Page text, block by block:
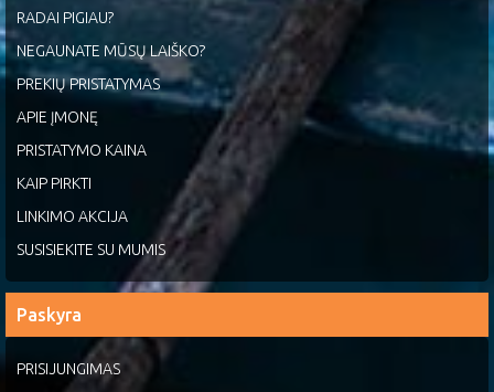
RADAI PIGIAU?
NEGAUNATE MŪSŲ LAIŠKO?
PREKIŲ PRISTATYMAS
APIE ĮMONĘ
PRISTATYMO KAINA
KAIP PIRKTI
LINKIMO AKCIJA
SUSISIEKITE SU MUMIS
Paskyra
PRISIJUNGIMAS